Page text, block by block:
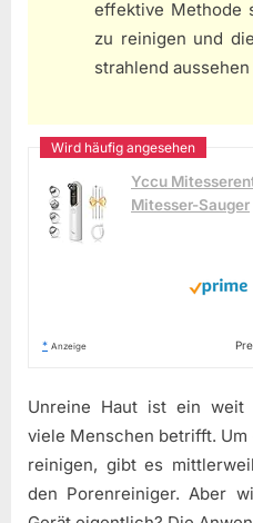
effektive Methode
zu reinigen und
strahlend
Yccu
Mitesser-Sauger
* Anzeige
Unreine Haut ist ein weit
viele Menschen betrifft.
reinigen, gibt es
den Porenreiniger. Aber